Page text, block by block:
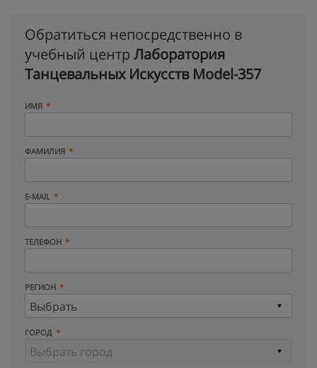
Обратиться непосредственно в
учебный центр Лаборатория
Танцевальных Искусств Model-357
ИМЯ
ФАМИЛИЯ
E-MAIL
ТЕЛЕФОН
РЕГИОН
ГОРОД